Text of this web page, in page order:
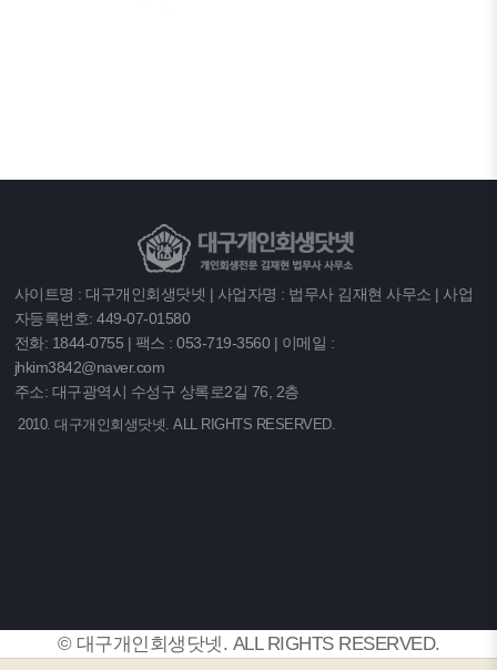
사이트명 : 대구개인회생닷넷 | 사업자명 : 법무사 김재현 사무소 | 사업
자등록번호: 449-07-01580
전화: 1844-0755 | 팩스 : 053-719-3560 | 이메일 :
jhkim3842@naver.com
주소: 대구광역시 수성구 상록로2길 76, 2층
2010. 대구개인회생닷넷. ALL RIGHTS RESERVED.
© 대구개인회생닷넷. ALL RIGHTS RESERVED.